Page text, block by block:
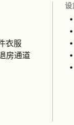
衣服
房通道
设